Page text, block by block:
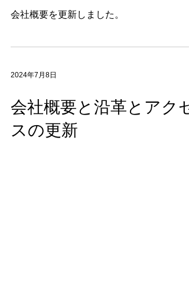
会社概要を更新しました。
2024年7月8日
会社概要と沿革とアクセ
スの更新